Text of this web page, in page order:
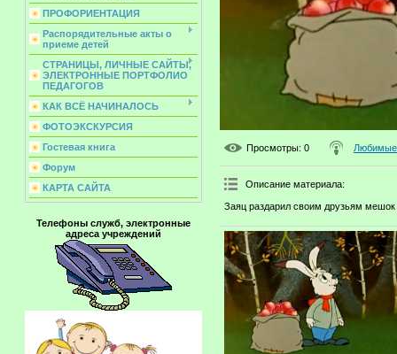
ПРОФОРИЕНТАЦИЯ
Распорядительные акты о
приеме детей
СТРАНИЦЫ, ЛИЧНЫЕ САЙТЫ,
ЭЛЕКТРОННЫЕ ПОРТФОЛИО
ПЕДАГОГОВ
КАК ВСЁ НАЧИНАЛОСЬ
ФОТОЭКСКУРСИЯ
Гостевая книга
Форум
КАРТА САЙТА
Телефоны служб, электронные
адреса учреждений
Просмотры: 0 Любимые
Описание материала:
Заяц раздарил своим друзьям